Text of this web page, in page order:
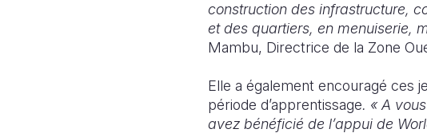
construction des infrastructure,
et des quartiers, en menuiserie,
Mambu, Directrice de la Zone
Elle a également encouragé ces
période d’apprentissage. « A
avez bénéficié de l’appui de